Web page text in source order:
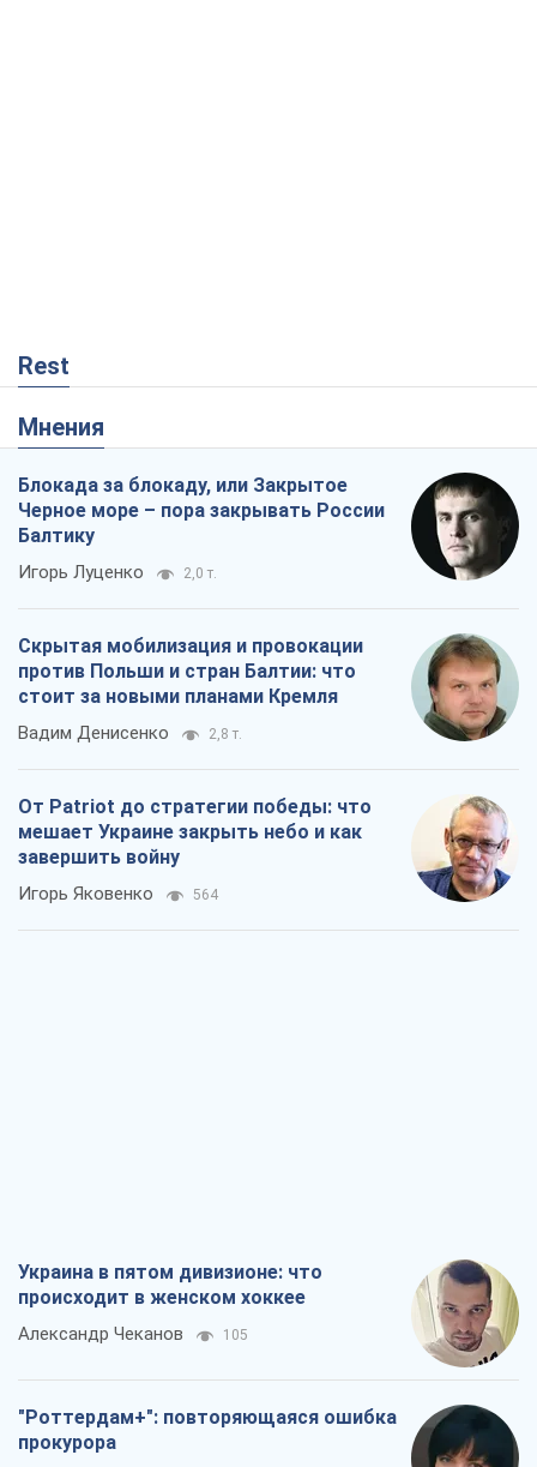
Rest
Мнения
Блокада за блокаду, или Закрытое
Черное море – пора закрывать России
Балтику
Игорь Луценко 2,0 т.
Скрытая мобилизация и провокации
против Польши и стран Балтии: что
стоит за новыми планами Кремля
Вадим Денисенко 2,8 т.
От Patriot до стратегии победы: что
мешает Украине закрыть небо и как
завершить войну
Игорь Яковенко 564
Украина в пятом дивизионе: что
происходит в женском хоккее
Александр Чеканов 105
"Роттердам+": повторяющаяся ошибка
прокурора